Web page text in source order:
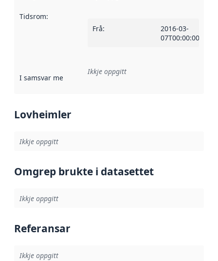
Tidsrom:
Frå:
2016-03-
07T00:00:00Z
I samsvar med Referanse til ei implementeringsregel eller
Ikkje oppgitt
Lovheimler
Ikkje oppgitt
Omgrep brukte i datasettet
Ikkje oppgitt
Referansar
Ikkje oppgitt